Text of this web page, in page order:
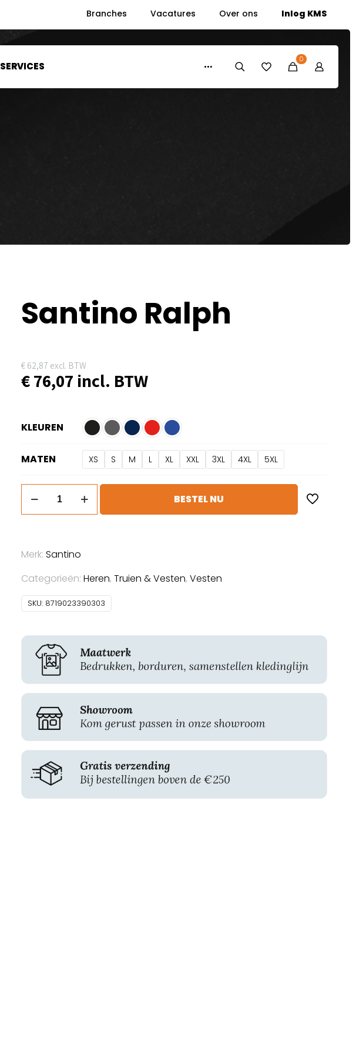
Branches Vacatures Over ons Inlog KMS
SERVICES
0
Santino Ralph
€ 62,87 excl. BTW
€76,07 incl. BTW
KLEUREN
MATEN XS S M L XL XXL 3XL 4XL 5XL
BESTEL NU
Merk: Santino
Categorieën: Heren, Truien & Vesten, Vesten
SKU: 8719023390303